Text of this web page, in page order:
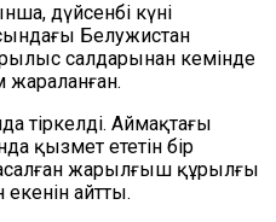
дүйсенбі күні
Белужистан
салдарынан кемінде
жараланған.
тіркелді. Аймақтағы
қызмет ететін бір
жарылғыш құрылғы
айтты.